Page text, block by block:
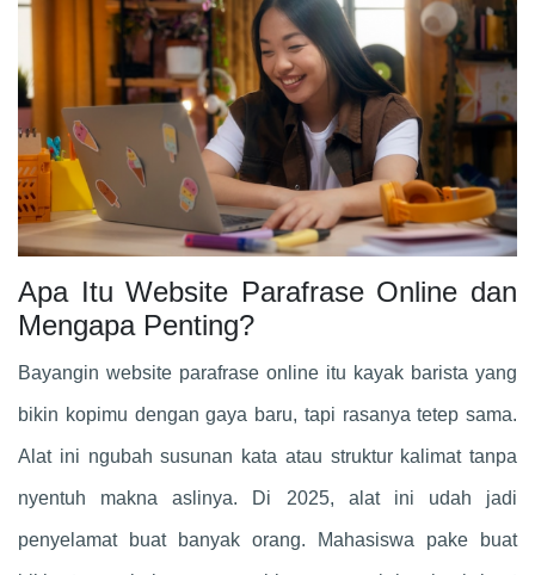
Apa Itu Website Parafrase Online dan
Mengapa Penting?
Bayangin website parafrase online itu kayak barista yang
bikin kopimu dengan gaya baru, tapi rasanya tetep sama.
Alat ini ngubah susunan kata atau struktur kalimat tanpa
nyentuh makna aslinya. Di 2025, alat ini udah jadi
penyelamat buat banyak orang. Mahasiswa pake buat